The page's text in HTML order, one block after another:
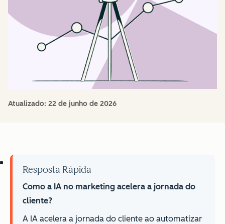
Atualizado: 22 de junho de 2026
Resposta Rápida
Como a IA no marketing acelera a jornada do
cliente?
A IA acelera a jornada do cliente ao automatizar